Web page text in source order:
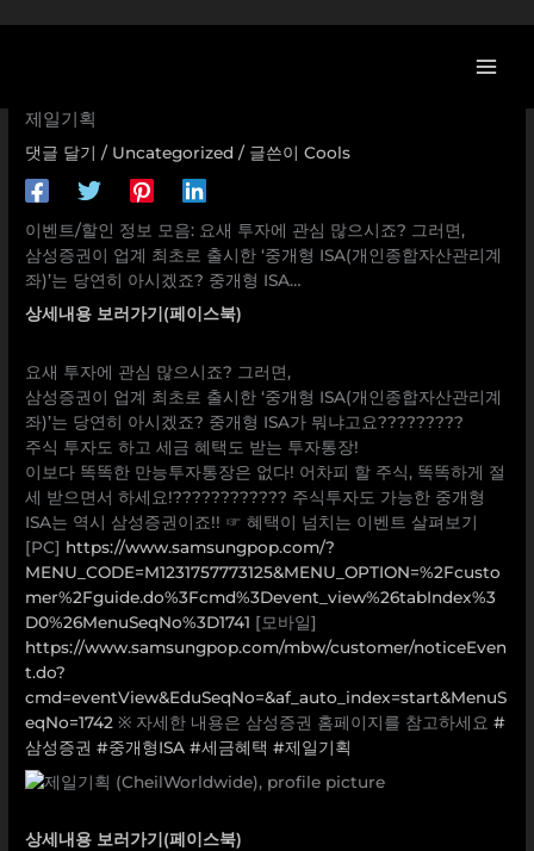
로
[이벤트] 요새 투자에 관심 많으시죠? 그러면, 삼성증권이 업
계 최초로 출시한 ‘중개형 ISA(개인종합자산관리계좌)’는 당
제일기획
댓글 달기 / Uncategorized / 글쓴이Cools
이벤트/할인 정보 모음: 요새 투자에 관심 많으시죠? 그러면,
삼성증권이 업계 최초로 출시한 ‘중개형 ISA(개인종합자산관리계
좌)’는 당연히 아시겠죠? 중개형 ISA…
상세내용 보러가기(페이스북)
요새 투자에 관심 많으시죠? 그러면,
삼성증권이 업계 최초로 출시한 ‘중개형 ISA(개인종합자산관리계
좌)’는 당연히 아시겠죠? 중개형 ISA가 뭐냐고요?????????
주식 투자도 하고 세금 혜택도 받는 투자통장!
이보다 똑똑한 만능투자통장은 없다! 어차피 할 주식, 똑똑하게 절
세 받으면서 하세요!???????????? 주식투자도 가능한 중개형
ISA는 역시 삼성증권이죠!! ☞ 혜택이 넘치는 이벤트 살펴보기
[PC] https://www.samsungpop.com/?
MENU_CODE=M1231757773125&MENU_OPTION=%2Fcusto
mer%2Fguide.do%3Fcmd%3Devent_view%26tabIndex%3
D0%26MenuSeqNo%3D1741 [모바일]
https://www.samsungpop.com/mbw/customer/noticeEven
t.do?
cmd=eventView&EduSeqNo=&af_auto_index=start&MenuS
eqNo=1742 ※ 자세한 내용은 삼성증권 홈페이지를 참고하세요#
삼성증권 ​#중개형ISA ​#세금혜택 #제일기획
상세내용 보러가기(페이스북)